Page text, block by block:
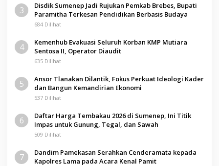
3
Disdik Sumenep Jadi Rujukan Pemkab Brebes, Bupati
Paramitha Terkesan Pendidikan Berbasis Budaya
684 Dilihat
4
Kemenhub Evakuasi Seluruh Korban KMP Mutiara
Sentosa II, Operator Diaudit
635 Dilihat
5
Ansor Tlanakan Dilantik, Fokus Perkuat Ideologi Kader
dan Bangun Kemandirian Ekonomi
537 Dilihat
6
Daftar Harga Tembakau 2026 di Sumenep, Ini Titik
Impas untuk Gunung, Tegal, dan Sawah
509 Dilihat
7
Dandim Pamekasan Serahkan Cenderamata kepada
Kapolres Lama pada Acara Kenal Pamit